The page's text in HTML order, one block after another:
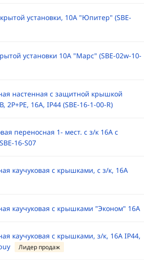
установки, 10А "Юпитер" (SBE-
установки 10А "Марс" (SBE-02w-10-
настенная с защитной крышкой
2P+PE, 16A, IP44 (SBE-16-1-00-R)
переносная 1- мест. с з/к 16А с
16-S07
каучуковая с крышками, с з/к, 16А
каучуковая с крышками "Эконом" 16А
каучуковая с крышками, з/к, 16А IP44,
Лидер продаж